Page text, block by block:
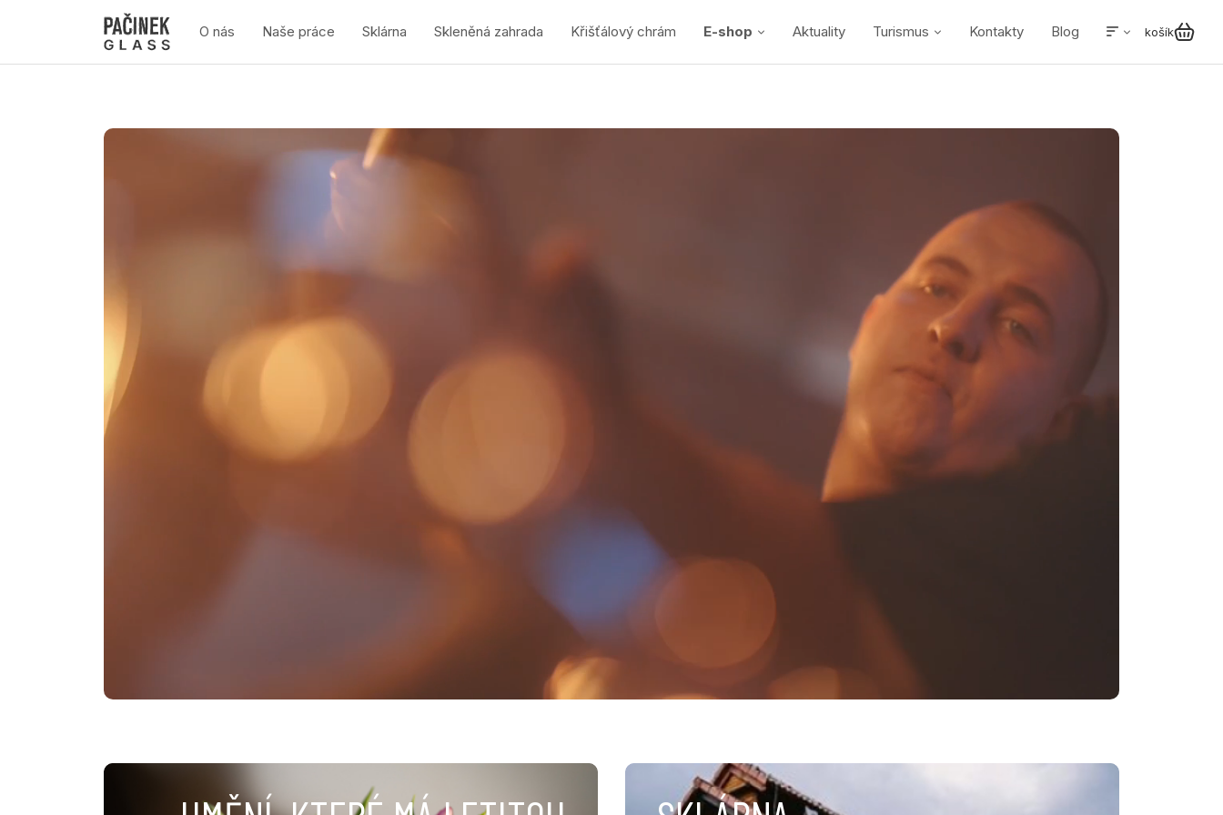
O nás Naše práce Sklárna Skleněná zahrada Křišťálový chrám E-shop Aktuality Turismus Kontakty Blog košík